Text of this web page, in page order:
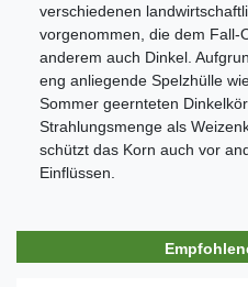
verschiedenen
vorgenommen, die dem Fall-
anderem auch Dinkel.
eng anliegende Spelzhülle
Sommer geernteten
Strahlungsmenge als
schützt das Korn auch vor
Einflüssen.